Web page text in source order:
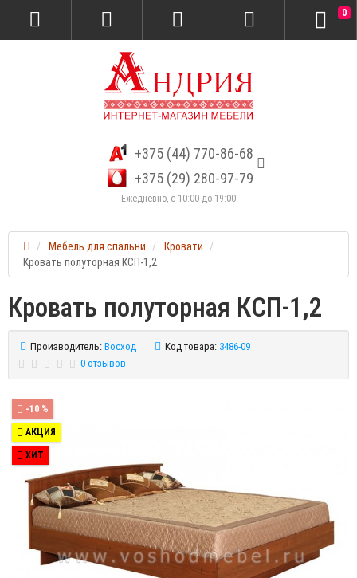
+375 (44) 770-86-68
+375 (29) 280-97-79
Ежедневно, с 10:00 до 19:00
0
Мебель для спальни
Кровати
Кровать полуторная КСП-1,2
Кровать полуторная КСП-1,2
Производитель: Восход Код товара: 3486-09
0 отзывов
-10 %
АКЦИЯ
ХИТ